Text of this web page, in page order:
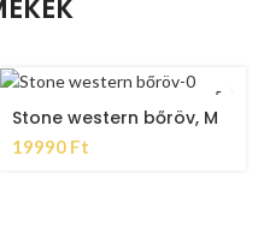
Stone western bőröv, M
19990 Ft